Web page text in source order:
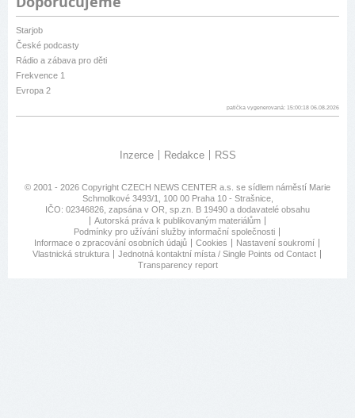
Starjob
České podcasty
Rádio a zábava pro děti
Frekvence 1
Evropa 2
patička vygenerovaná: 15:00:18 06.08.2026
Inzerce Redakce RSS
© 2001 - 2026 Copyright CZECH NEWS CENTER a.s. se sídlem náměstí Marie
Schmolkové 3493/1, 100 00 Praha 10 - Strašnice,
IČO: 02346826, zapsána v OR, sp.zn. B 19490 a dodavatelé obsahu
Autorská práva k publikovaným materiálům
Podmínky pro užívání služby informační společnosti
Informace o zpracování osobních údajů
Cookies
Nastavení soukromí
Vlastnická struktura
Jednotná kontaktní místa / Single Points od Contact
Transparency report